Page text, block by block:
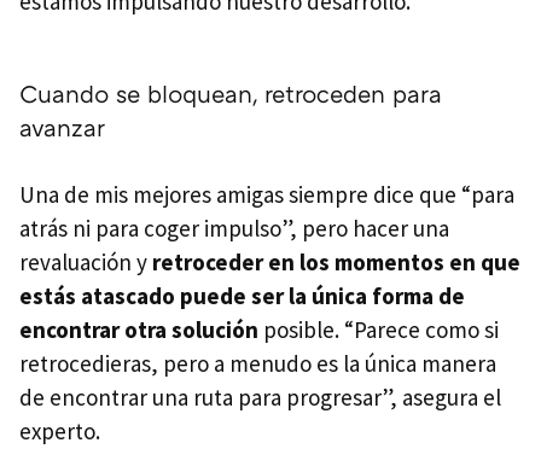
Cuando se bloquean, retroceden para
avanzar
Una de mis mejores amigas siempre dice que “para
atrás ni para coger impulso”, pero hacer una
revaluación y retroceder en los momentos en que
estás atascado puede ser la única forma de
encontrar otra solución posible. “Parece como si
retrocedieras, pero a menudo es la única manera
de encontrar una ruta para progresar”, asegura el
experto.